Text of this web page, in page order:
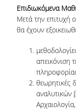
ΚΑΡΙΕΡΑ
Επιδιωκόμενα
Μετά την επιτυχή
θα έχουν
απεικόνιση
θεωρητικές
αναλυτικών
Αρχαιολογία,